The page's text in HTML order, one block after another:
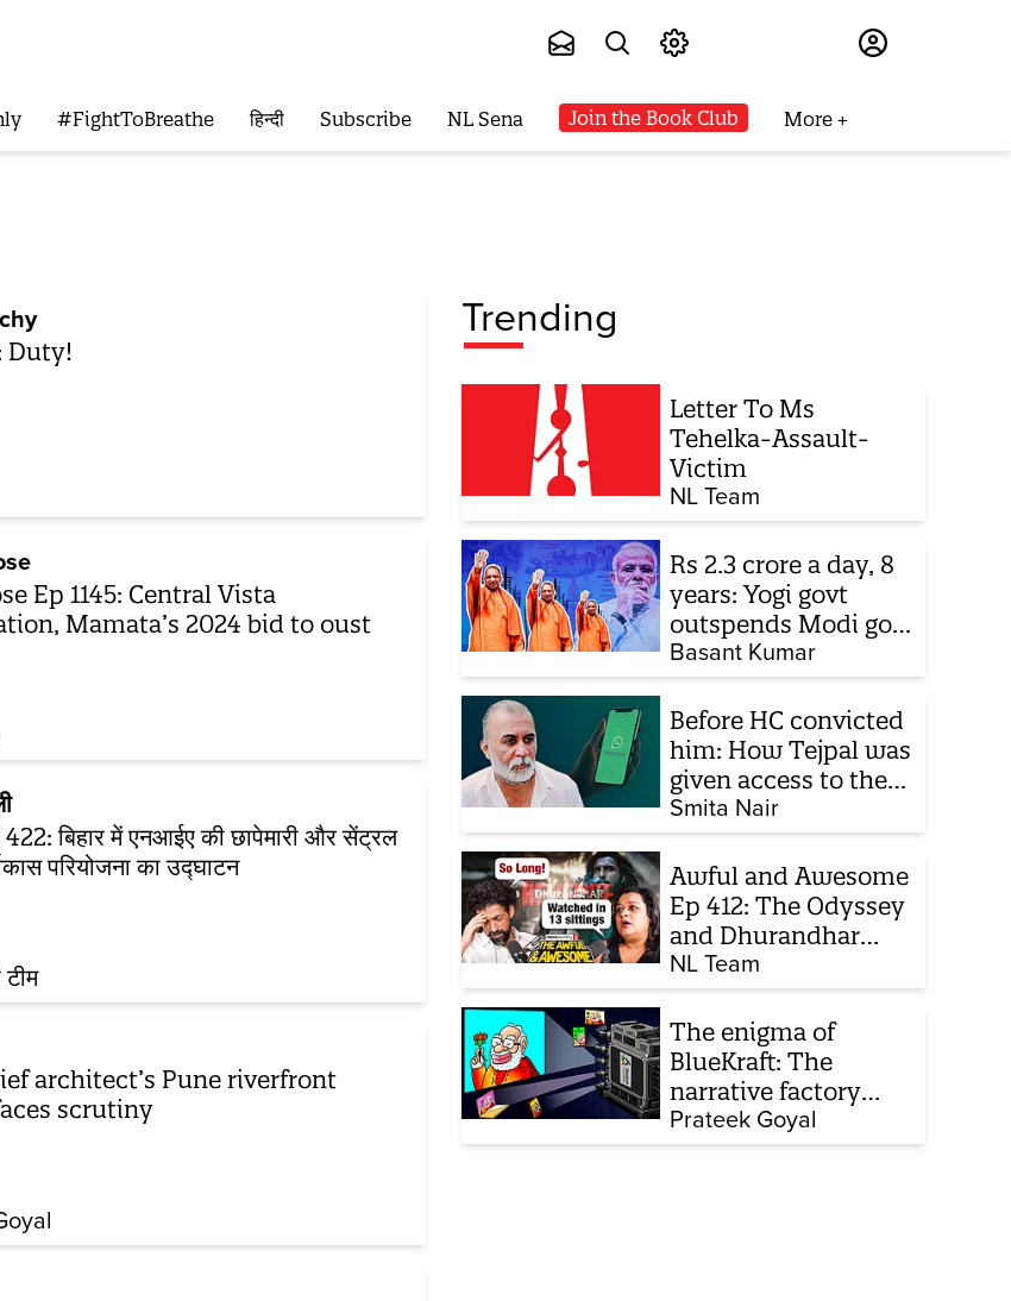
#FightToBreathe हिन्दी Subscribe NL Sena Join the Book Club More
Duty!
Ep 1145: Central Vista
Mamata’s 2024 bid to oust
422: बिहार में एनआईए की छापेमारी और सेंट्रल
परियोजना का उद्घाटन
टीम
architect’s Pune riverfront
scrutiny
Trending
Letter To Ms
Tehelka-Assault-
Victim
NL Team
Rs 2.3 crore a day, 8
years: Yogi govt
outspends Modi govt
when it comes to
ads
Basant Kumar
Before HC convicted
him: How Tejpal was
given access to the
victim’s personal
chats to build his
defence
Smita Nair
Awful and Awesome
Ep 412: The Odyssey
and Dhurandhar
sequel
NL Team
The enigma of
BlueKraft: The
narrative factory
behind Brand Modi
Prateek Goyal